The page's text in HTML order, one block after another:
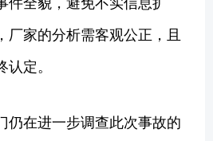
厂家的分析需客观公正，且
定。
仍在进一步调查此次事故的